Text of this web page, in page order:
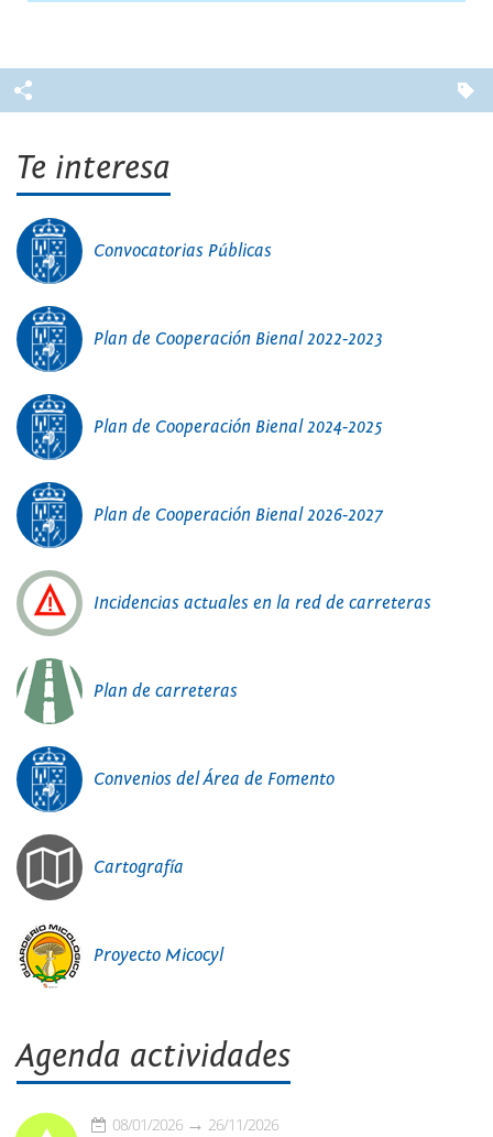
Te interesa
Convocatorias Públicas
Plan de Cooperación Bienal 2022-2023
Plan de Cooperación Bienal 2024-2025
Plan de Cooperación Bienal 2026-2027
Incidencias actuales en la red de carreteras
Plan de carreteras
Convenios del Área de Fomento
Cartografía
Proyecto Micocyl
Agenda actividades
08/01/2026 26/11/2026